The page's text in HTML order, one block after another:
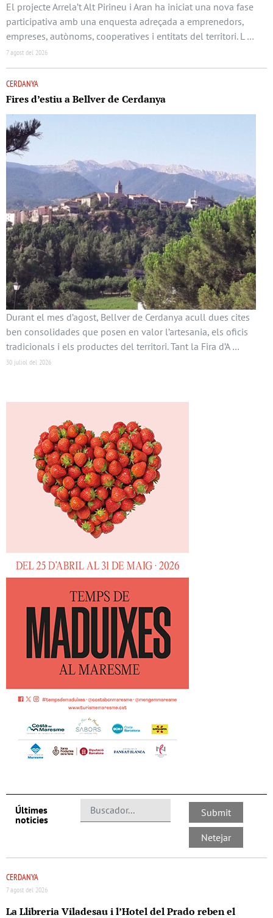
El projecte Arrela’t Alt Pirineu i Aran ha iniciat una nova fase
participativa amb una enquesta adreçada a emprenedors,
empreses, autònoms, cooperatives i entitats del territori. L …
7 agost del 2026
CERDANYA
Fires d’estiu a Bellver de Cerdanya
Durant el mes d’agost, Bellver de Cerdanya acull dues cites
ben consolidades que posen en valor l’artesania, els oficis
tradicionals i els productes del territori. Tant la Fira d’A …
30 juliol del 2026
Últimes
noticies
CERDANYA
7 agost del 2026
La Llibreria Viladesau i l’Hotel del Prado reben el